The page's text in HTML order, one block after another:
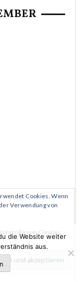
Cookies. Wenn
Verwendung von
von Cookies,
die Website weiter
aus.